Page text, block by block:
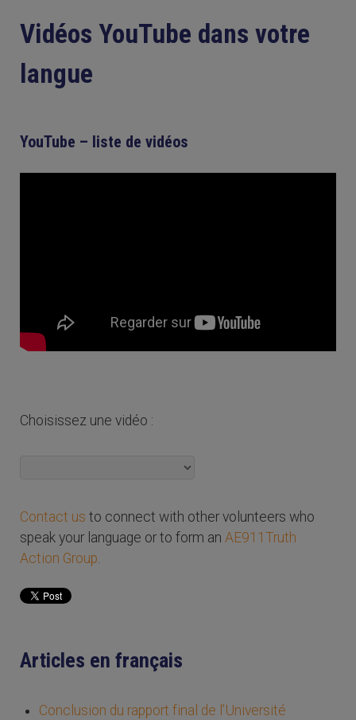
Vidéos YouTube dans votre
langue
YouTube – liste de vidéos
Choisissez une vidéo :
Contact us to connect with other volunteers who
speak your language or to form an AE911Truth
Action Group
Articles en français
Conclusion du rapport final de l’Université